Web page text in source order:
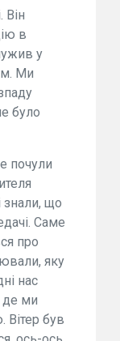
Він
в
у
Ми
було
почули
знали, що
Саме
про
яку
нас
де ми
Вітер був